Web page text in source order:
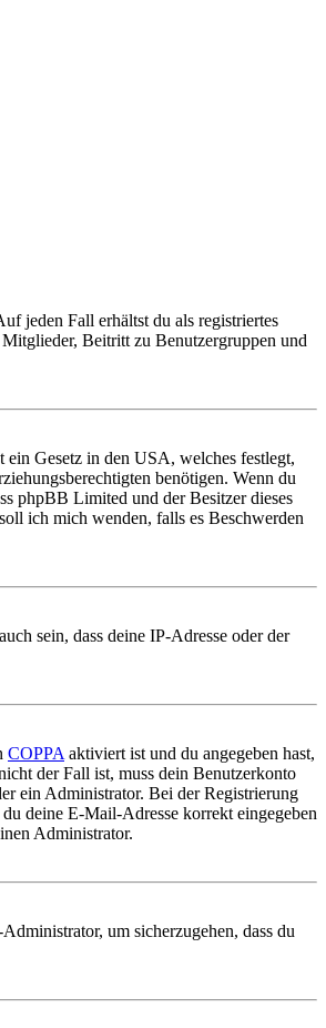
jeden Fall erhältst du als registriertes
Beitritt zu Benutzergruppen und
Gesetz in den USA, welches festlegt,
benötigen. Wenn du
phpBB Limited und der Besitzer dieses
ich mich wenden, falls es Beschwerden
sein, dass deine IP-Adresse oder der
COPPA aktiviert ist und du angegeben hast,
der Fall ist, muss dein Benutzerkonto
ein Administrator. Bei der Registrierung
deine E-Mail-Adresse korrekt eingegeben
Administrator.
um sicherzugehen, dass du